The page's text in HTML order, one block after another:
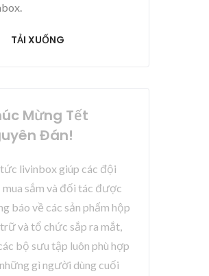
TẢI XUỐNG
Mừng Tết
Đán!
livinbox giúp các đội
mua sắm và đối tác được
báo về các sản phẩm hộp
và tổ chức sắp ra mắt,
bộ sưu tập luôn phù hợp
gì người dùng cuối